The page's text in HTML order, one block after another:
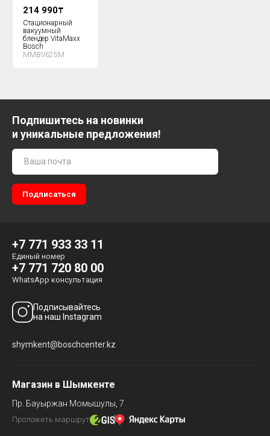
214 990₸
Стационарный
вакуумный
блендер VitaMaxx
Bosch
MMBV625M
Подпишитесь на новинки
и уникальные предложения!
+7 771 933 33 11
Единый номер
+7 771 720 80 00
WhatsApp консультация
Подписывайтесь
на наш Instagram
shymkent@boschcenter.kz
Магазин в Шымкенте
Пр. Бауыржан Момышулы, 7
Проложить маршрут